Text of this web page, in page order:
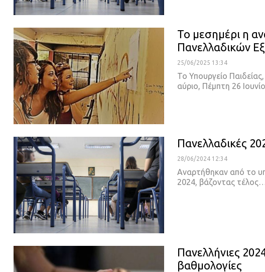
Το μεσημέρι η
Πανελλαδικών
25/06/2025 13:34
Το Υπουργείο
αύριο, Πέμπτη 26
Πανελλαδικές
28/06/2024 12:34
Αναρτήθηκαν από το
2024, βάζοντας
Πανελλήνιες
βαθμολογίες